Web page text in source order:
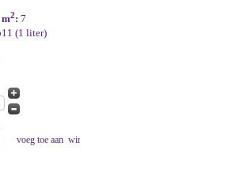
2: 7
(1 liter)